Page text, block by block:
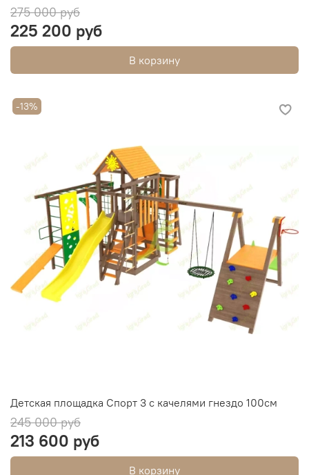
275 000 руб
225 200 руб
В корзину
-13%
Детская площадка Спорт 3 с качелями гнездо 100см
245 000 руб
213 600 руб
В корзину